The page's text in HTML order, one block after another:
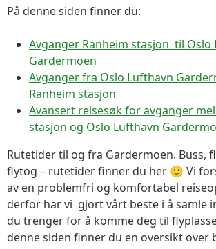
På denne siden finner du:
Avganger Ranheim stasjon til Oslo
Gardermoen
Avganger fra Oslo Lufthavn
Ranheim stasjon
Avansert reisesøk for avganger
stasjon og Oslo Lufthavn
Rutetider til og fra Gardermoen. Buss,
flytog – rutetider finner du her 🙂 Vi
av en problemfri og komfortabel
derfor har vi gjort vårt beste i å samle
du trenger for å komme deg til
denne siden finner du en oversikt over